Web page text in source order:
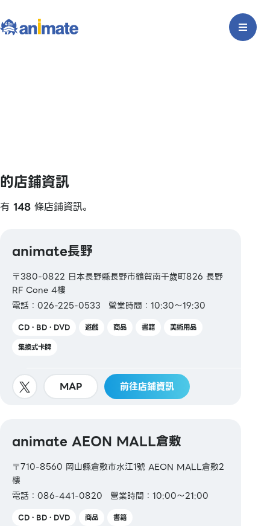
的店鋪資訊
有 148 條店鋪資訊。
animate長野
〒380-0822 日本長野縣長野市鶴賀南千歲町826 長野
RF Cone 4樓
電話：026-225-0533
營業時間：10:30～19:30
CD・BD・DVD 遊戲 商品 書籍
美術用品
集換式卡牌
MAP 前往店鋪資訊
animate AEON MALL倉敷
〒710-8560 岡山縣倉敷市水江1號 AEON MALL倉敷2
樓
電話：086-441-0820
營業時間：10:00～21:00
CD・BD・DVD 商品 書籍